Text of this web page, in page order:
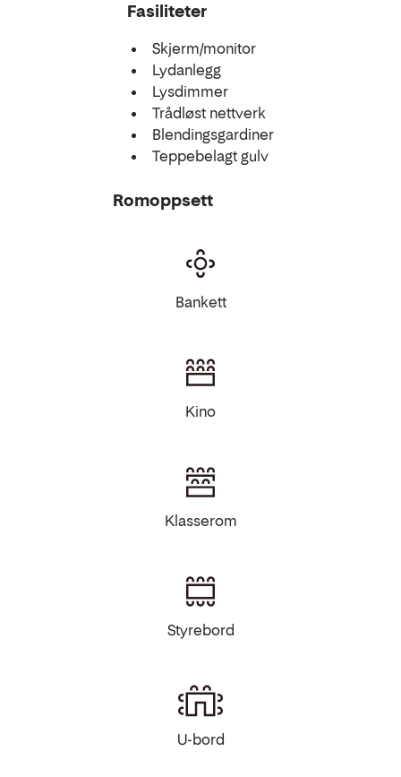
Fasiliteter
Skjerm/monitor
Lydanlegg
Lysdimmer
Trådløst nettverk
Blendingsgardiner
Teppebelagt gulv
Romoppsett
Bankett
Kino
Klasserom
Styrebord
U-bord